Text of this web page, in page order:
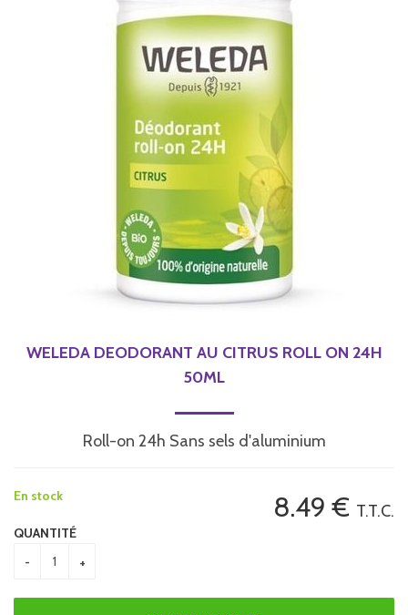
WELEDA DEODORANT AU CITRUS ROLL ON 24H
50ML
Roll-on 24h Sans sels d'aluminium
8.49 € T.T.C.
En stock
QUANTITÉ